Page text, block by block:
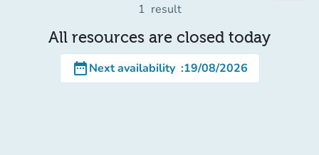
1 result
All resources are closed today
date_rangeNext availability :19/08/2026